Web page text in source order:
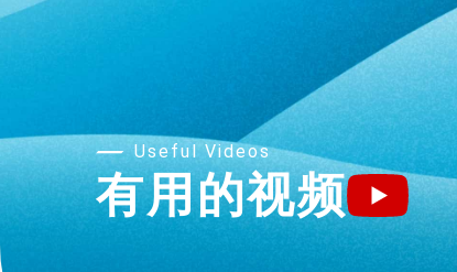
Useful Videos
有用的视频